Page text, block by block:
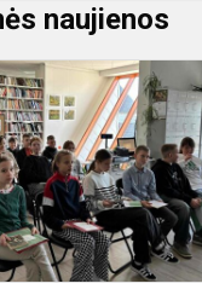
naujienos